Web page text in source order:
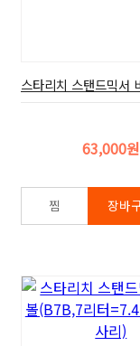
63,000원